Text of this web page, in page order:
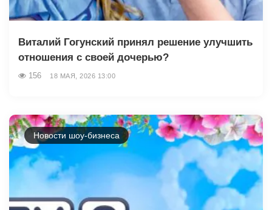
Виталий Гогунский принял решение улучшить
отношения с своей дочерью?
156 18 МАЯ, 2026 13:00
Новости шоу-бизнеса